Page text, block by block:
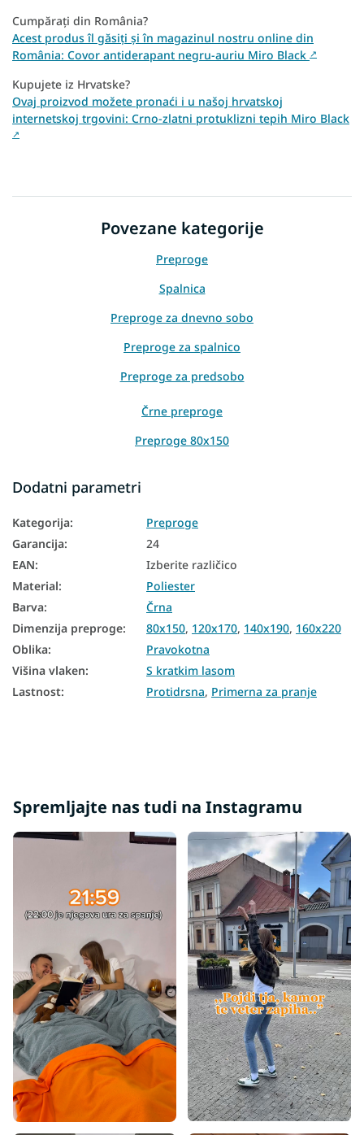
Cumpărați din România?
Acest produs îl găsiți și în magazinul nostru online din
România: Covor antiderapant negru-auriu Miro Black ↗
Kupujete iz Hrvatske?
Ovaj proizvod možete pronaći i u našoj hrvatskoj
internetskoj trgovini: Crno-zlatni protuklizni tepih Miro Black
↗
Povezane kategorije
Preproge
Spalnica
Preproge za dnevno sobo
Preproge za spalnico
Preproge za predsobo
Črne preproge
Preproge 80x150
Preproge 160x220
Preproge 200x290
Dodatni parametri
Kategorija:
Preproge
Garancija:
24
EAN:
Izberite različico
Material:
Poliester
Barva:
Črna
Dimenzija preproge: 80x150, 120x170, 140x190, 160x220
Oblika:
Pravokotna
Višina vlaken:
S kratkim lasom
Lastnost: Protidrsna, Primerna za pranje
Spremljajte nas tudi na Instagramu